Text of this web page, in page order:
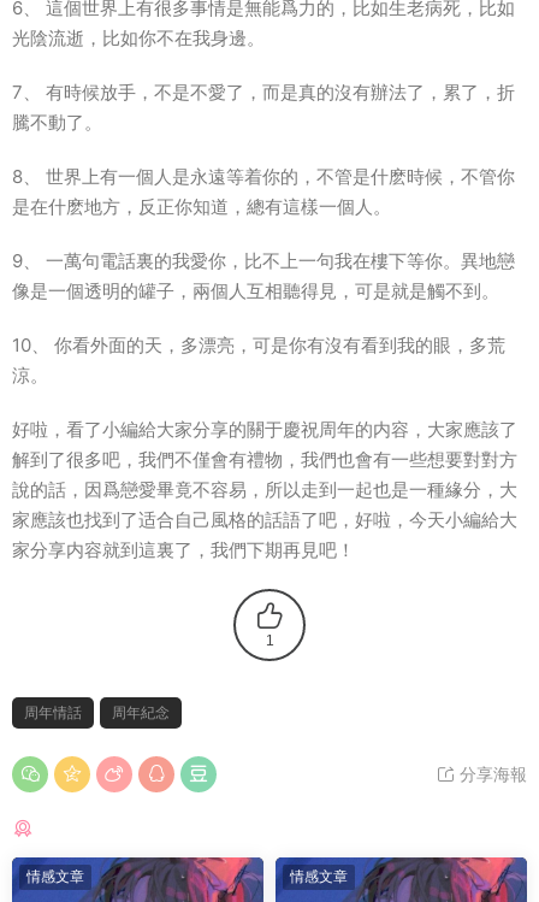
6、 這個世界上有很多事情是無能爲力的，比如生老病死，比如
光陰流逝，比如你不在我身邊。
7、 有時候放手，不是不愛了，而是真的沒有辦法了，累了，折
騰不動了。
8、 世界上有一個人是永遠等着你的，不管是什麽時候，不管你
是在什麽地方，反正你知道，總有這樣一個人。
9、 一萬句電話裏的我愛你，比不上一句我在樓下等你。異地戀
像是一個透明的罐子，兩個人互相聽得見，可是就是觸不到。
10、 你看外面的天，多漂亮，可是你有沒有看到我的眼，多荒
涼。
好啦，看了小編給大家分享的關于慶祝周年的内容，大家應該了
解到了很多吧，我們不僅會有禮物，我們也會有一些想要對對方
說的話，因爲戀愛畢竟不容易，所以走到一起也是一種緣分，大
家應該也找到了适合自己風格的話語了吧，好啦，今天小編給大
家分享内容就到這裏了，我們下期再見吧！
1
周年情話 周年紀念
分享海報
情感文章 情感文章